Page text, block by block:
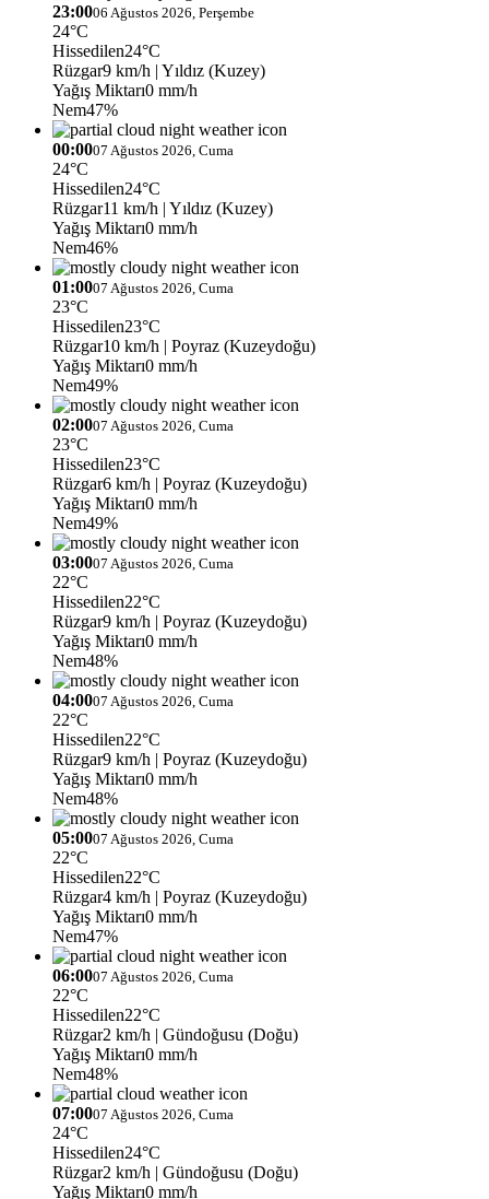
23:0006 Ağustos 2026, Perşembe
24°C
Hissedilen24°C
Rüzgar9 km/h | Yıldız (Kuzey)
Yağış Miktarı0 mm/h
Nem47%
00:0007 Ağustos 2026, Cuma
24°C
Hissedilen24°C
Rüzgar11 km/h | Yıldız (Kuzey)
Yağış Miktarı0 mm/h
Nem46%
01:0007 Ağustos 2026, Cuma
23°C
Hissedilen23°C
Rüzgar10 km/h | Poyraz (Kuzeydoğu)
Yağış Miktarı0 mm/h
Nem49%
02:0007 Ağustos 2026, Cuma
23°C
Hissedilen23°C
Rüzgar6 km/h | Poyraz (Kuzeydoğu)
Yağış Miktarı0 mm/h
Nem49%
03:0007 Ağustos 2026, Cuma
22°C
Hissedilen22°C
Rüzgar9 km/h | Poyraz (Kuzeydoğu)
Yağış Miktarı0 mm/h
Nem48%
04:0007 Ağustos 2026, Cuma
22°C
Hissedilen22°C
Rüzgar9 km/h | Poyraz (Kuzeydoğu)
Yağış Miktarı0 mm/h
Nem48%
05:0007 Ağustos 2026, Cuma
22°C
Hissedilen22°C
Rüzgar4 km/h | Poyraz (Kuzeydoğu)
Yağış Miktarı0 mm/h
Nem47%
06:0007 Ağustos 2026, Cuma
22°C
Hissedilen22°C
Rüzgar2 km/h | Gündoğusu (Doğu)
Yağış Miktarı0 mm/h
Nem48%
07:0007 Ağustos 2026, Cuma
24°C
Hissedilen24°C
Rüzgar2 km/h | Gündoğusu (Doğu)
Yağış Miktarı0 mm/h